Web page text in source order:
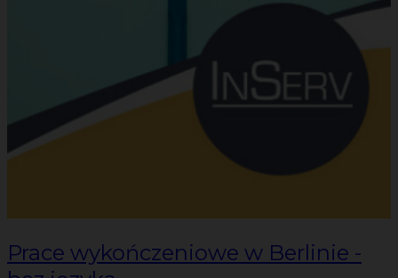
Prace wykończeniowe w Berlinie -